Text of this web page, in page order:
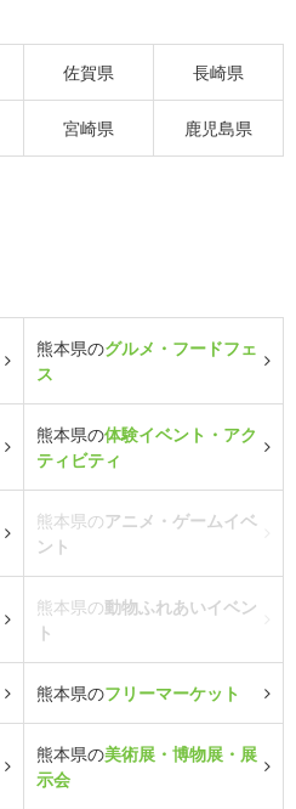
佐賀県 長崎県
宮崎県 鹿児島県
熊本県のグルメ・フードフェ
ス
熊本県の体験イベント・アク
ティビティ
熊本県のアニメ・ゲームイベ
ント
熊本県の動物ふれあいイベン
ト
熊本県のフリーマーケット
熊本県の美術展・博物展・展
示会